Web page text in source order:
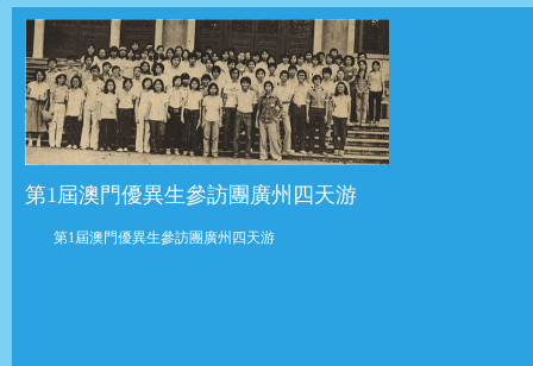
第1屆澳門優異生參訪團廣州四天游
第1屆澳門優異生參訪團廣州四天游